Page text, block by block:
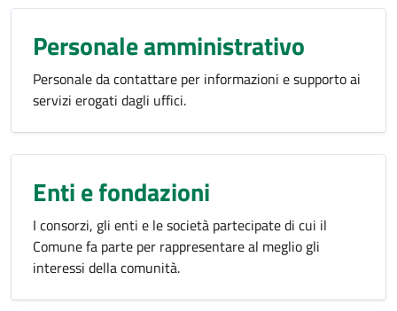
Personale amministrativo
Personale da contattare per informazioni e supporto ai
servizi erogati dagli uffici.
Enti e fondazioni
I consorzi, gli enti e le società partecipate di cui il
Comune fa parte per rappresentare al meglio gli
interessi della comunità.